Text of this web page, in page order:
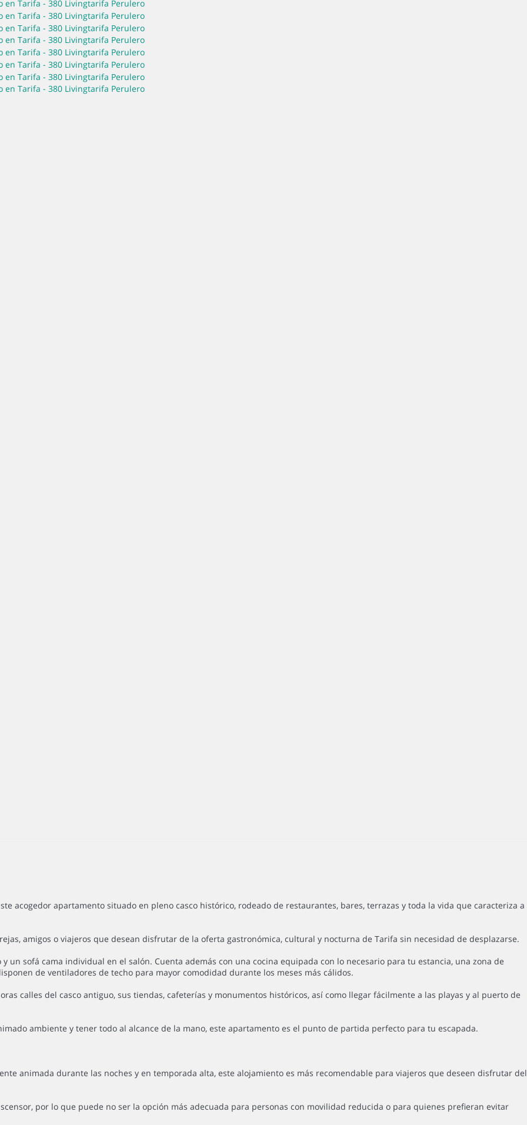
acogedor apartamento situado en pleno casco histórico, rodeado de restaurantes, bares, terrazas y toda la vida que caracteriza a
amigos o viajeros que desean disfrutar de la oferta gastronómica, cultural y nocturna de Tarifa sin necesidad de desplazarse.
sofá cama individual en el salón. Cuenta además con una cocina equipada con lo necesario para tu estancia, una zona de
de ventiladores de techo para mayor comodidad durante los meses más cálidos.
calles del casco antiguo, sus tiendas, cafeterías y monumentos históricos, así como llegar fácilmente a las playas y al puerto de
ambiente y tener todo al alcance de la mano, este apartamento es el punto de partida perfecto para tu escapada.
animada durante las noches y en temporada alta, este alojamiento es más recomendable para viajeros que deseen disfrutar del
por lo que puede no ser la opción más adecuada para personas con movilidad reducida o para quienes prefieran evitar